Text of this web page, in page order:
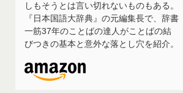
しもそうとは言い切れないものもある。
『日本国語大辞典』の元編集長で、辞書
一筋37年のことばの達人がことばの結
びつきの基本と意外な落とし穴を紹介。